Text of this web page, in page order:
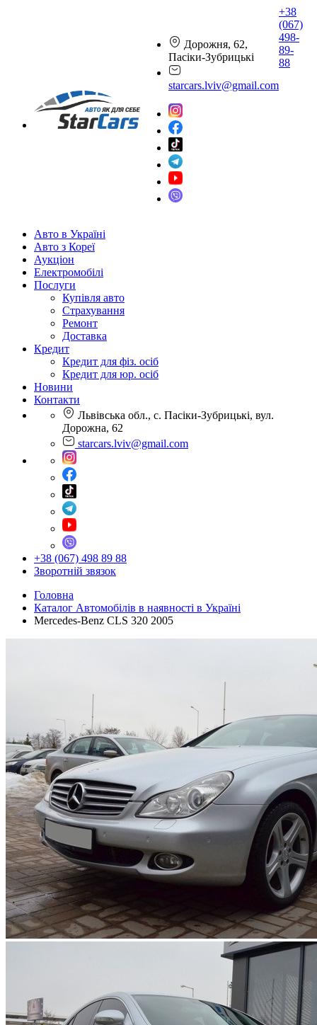
Дорожня, 62,
Пасіки-Зубрицькі
starcars.lviv@gmail.com
+38
(067)
498-
89-
88
Авто в Україні
Авто з Кореї
Аукціон
Електромобілі
Послуги
Купівля авто
Страхування
Ремонт
Доставка
Кредит
Кредит для фіз. осіб
Кредит для юр. осіб
Новини
Контакти
Львівська обл., с. Пасіки-Зубрицькі, вул.
Дорожна, 62
starcars.lviv@gmail.com
+38 (067) 498 89 88
Зворотній звязок
Головна
Каталог Автомобілів в наявності в Україні
Mercedes-Benz CLS 320 2005